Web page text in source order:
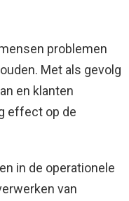
problemen
Met als gevolg
en klanten
effect op de
in de operationele
van